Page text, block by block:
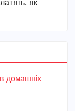
як
домашніх